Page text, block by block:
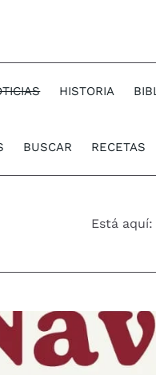
HISTORIA
BUSCAR RECETAS
Está aquí: